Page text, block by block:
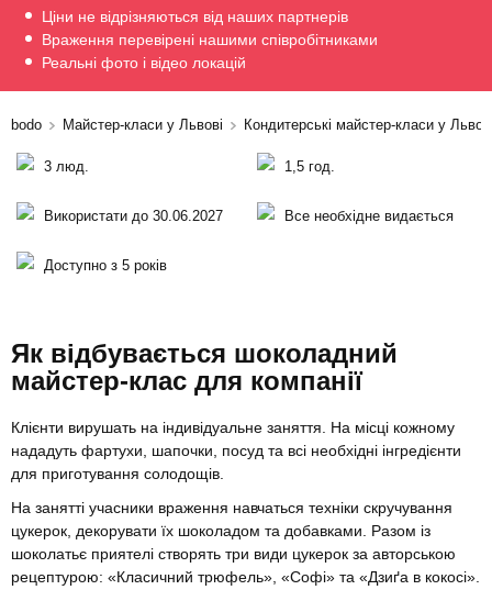
Ціни не відрізняються від наших партнерів
Враження перевірені нашими співробітниками
Реальні фото і відео локацій
bodo Майстер-класи у Львові Кондитерські майстер-класи у
3 люд. 1,5 год.
Використати до 30.06.2027 Все необхідне видається
Доступно з 5 років
Як відбувається шоколадний
майстер-клас для компанії
Клієнти вирушать на індивідуальне заняття. На місці кожному
нададуть фартухи, шапочки, посуд та всі необхідні інгредієнти
для приготування солодощів.
На занятті учасники враження навчаться техніки скручування
цукерок, декорувати їх шоколадом та добавками. Разом із
шоколатьє приятелі створять три види цукерок за авторською
рецептурою: «Класичний трюфель», «Софі» та «Дзиґа в кокосі».